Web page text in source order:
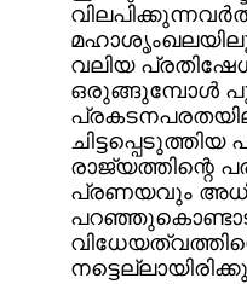
വലിയ
ഒരുങ്ങുമ്പോള്‍
രാജ്യത്തിന്റെ
പ്രണയവും